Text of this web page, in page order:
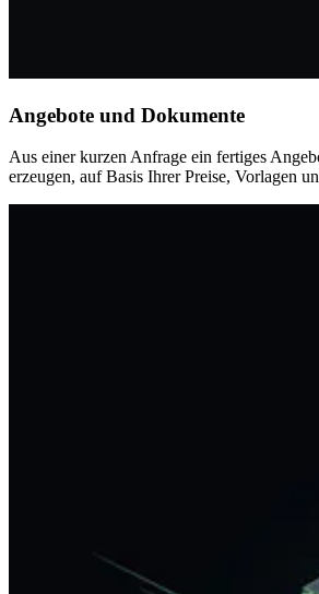
Angebote und Dokumente
Aus einer kurzen Anfrage ein fertiges
erzeugen, auf Basis Ihrer Preise, Vorlagen